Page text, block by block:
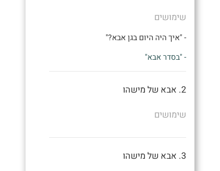
שימושים
- "איך היה היום בגן אבא?"
- "בסדר אבא"
2. אבא של מישהו
שימושים
3. אבא של מישהו